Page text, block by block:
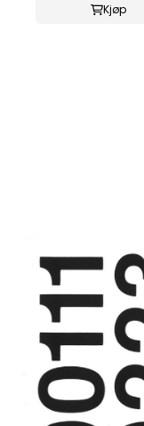
Kjøp